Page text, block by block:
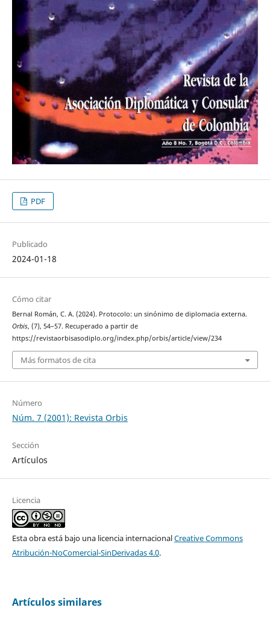
PDF
Publicado
2024-01-18
Cómo citar
Bernal Román, C. A. (2024). Protocolo: un sinónimo de diplomacia externa.
Orbis, (7), 54–57. Recuperado a partir de
https://revistaorbisasodiplo.org/index.php/orbis/article/view/234
Más formatos de cita
Número
Núm. 7 (2001): Revista Orbis
Sección
Artículos
Licencia
Esta obra está bajo una licencia internacionalCreative Commons
Atribución-NoComercial-SinDerivadas 4.0.
Artículos similares